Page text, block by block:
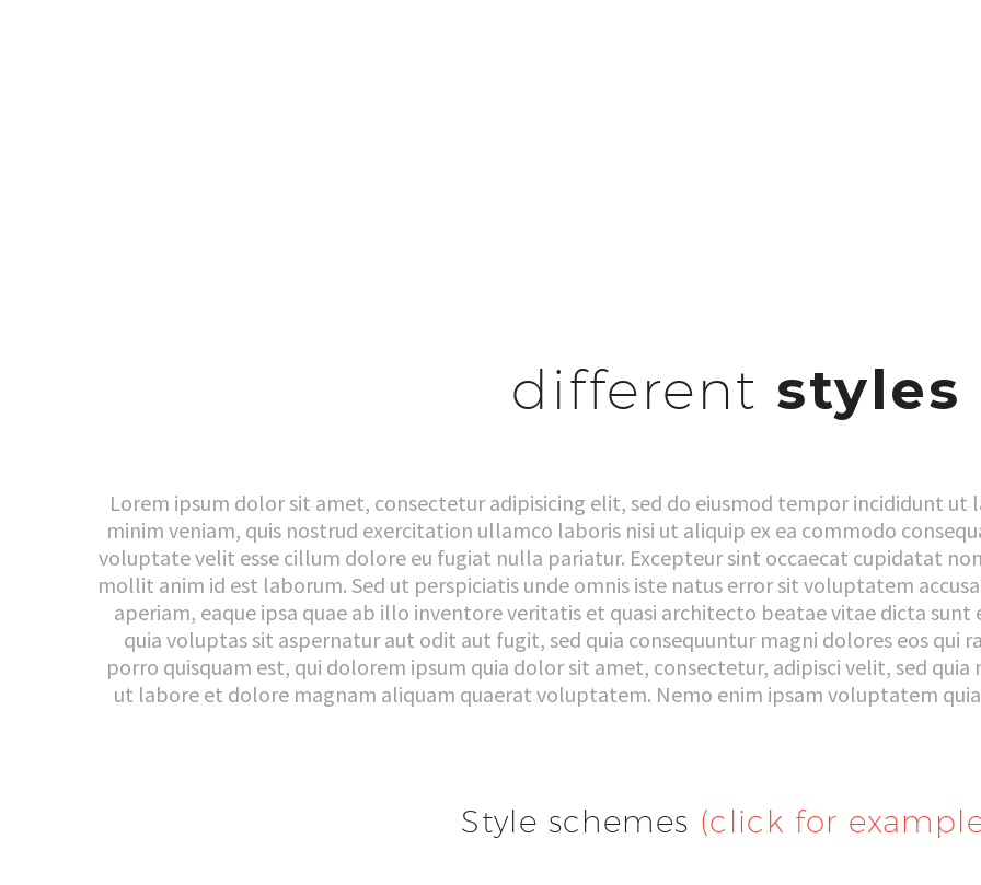
different styles
Lorem ipsum dolor sit amet, consectetur adipisicing elit, sed do eiusmod tempor incididunt
minim veniam, quis nostrud exercitation ullamco laboris nisi ut aliquip ex ea commodo
voluptate velit esse cillum dolore eu fugiat nulla pariatur. Excepteur sint occaecat cupidatat
mollit anim id est laborum. Sed ut perspiciatis unde omnis iste natus error sit voluptatem
aperiam, eaque ipsa quae ab illo inventore veritatis et quasi architecto beatae vitae dicta
quia voluptas sit aspernatur aut odit aut fugit, sed quia consequuntur magni dolores eos qui
porro quisquam est, qui dolorem ipsum quia dolor sit amet, consectetur, adipisci velit, sed
ut labore et dolore magnam aliquam quaerat voluptatem. Nemo enim ipsam voluptatem
Style schemes (click for